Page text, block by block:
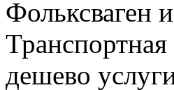
Фольксваген
дешево